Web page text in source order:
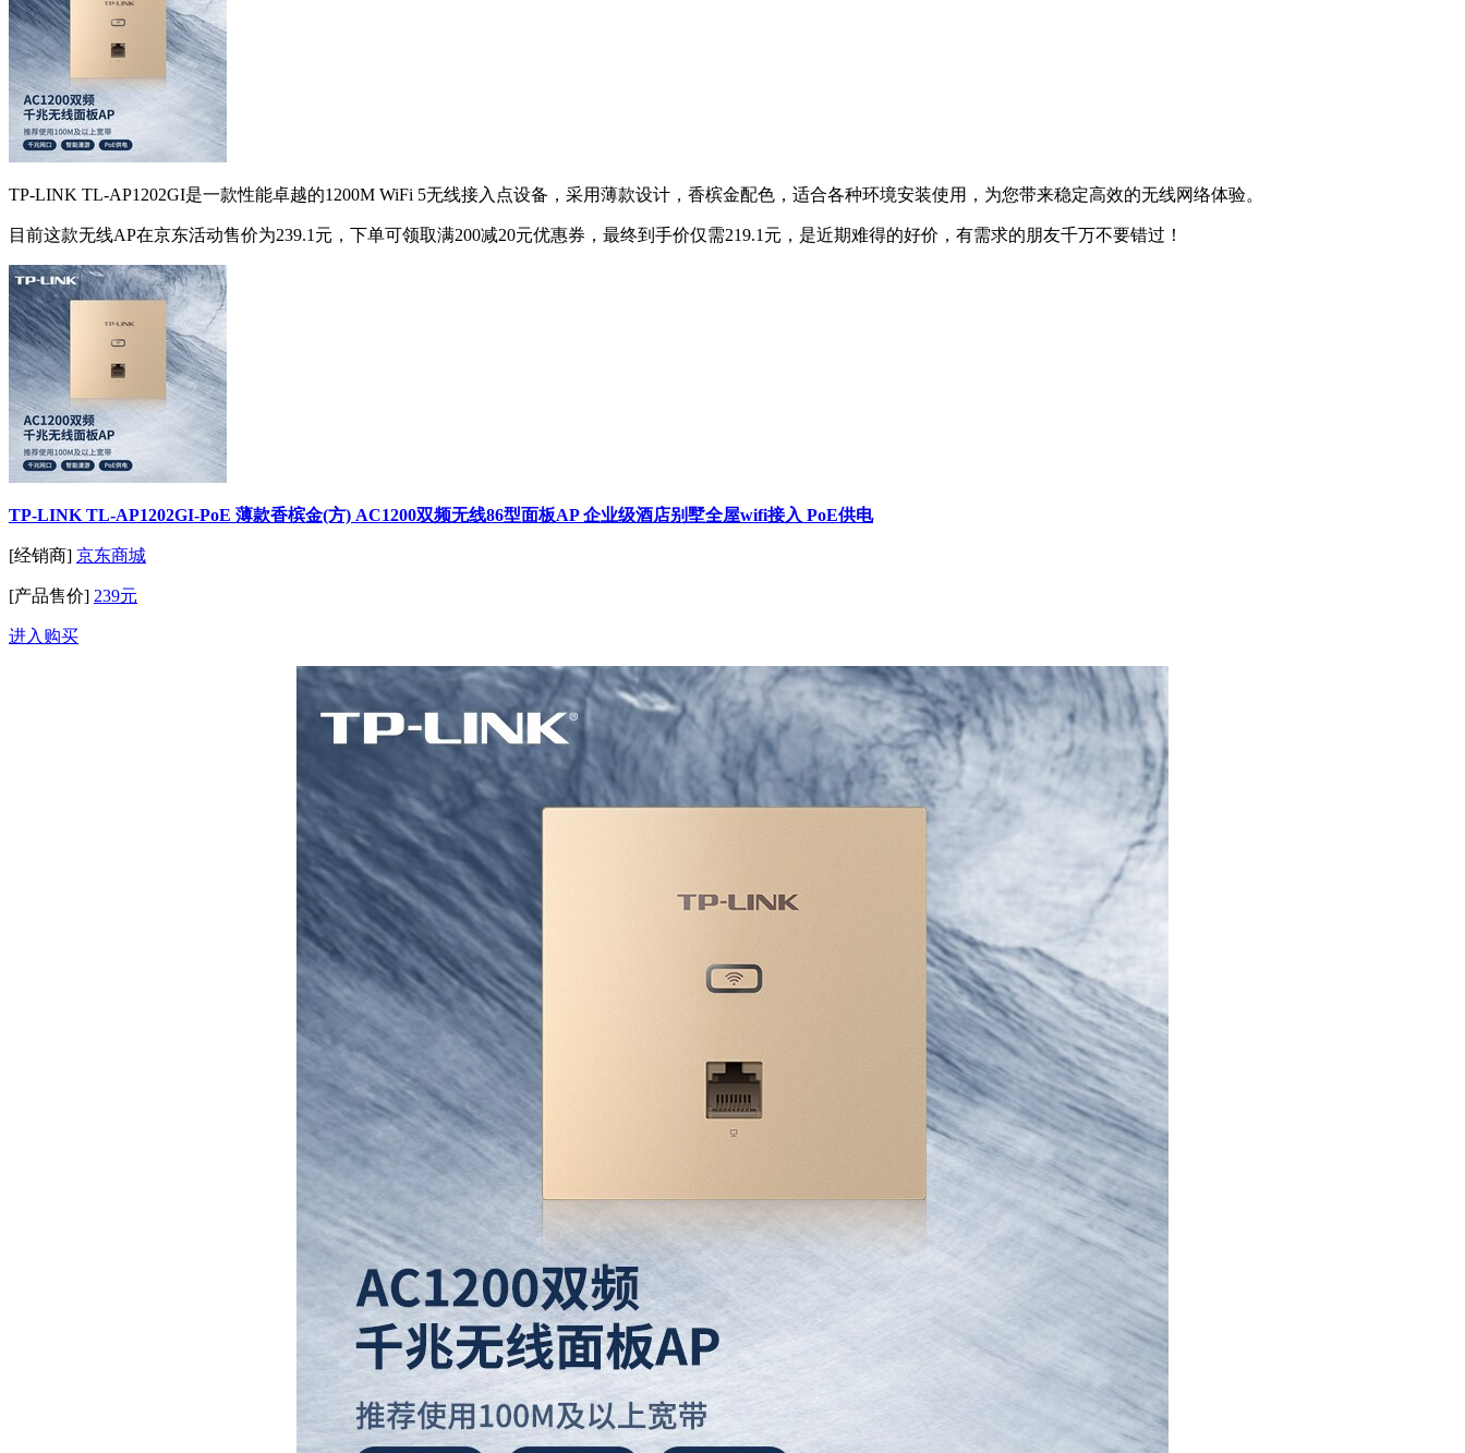
TP-LINK TL-AP1202GI是一款性能卓越的1200M WiFi 5无线接入点设备，采用薄款设计，香槟金配色，适合各种环境安装使用，为您带来稳定高效的无线网络体验。
目前这款无线AP在京东活动售价为239.1元，下单可领取满200减20元优惠券，最终到手价仅需219.1元，是近期难得的好价，有需求的朋友千万不要错过！
TP-LINK TL-AP1202GI-PoE 薄款香槟金(方) AC1200双频无线86型面板AP 企业级酒店别墅全屋wifi接入 PoE供电
[经销商] 京东商城
[产品售价] 239元
进入购买